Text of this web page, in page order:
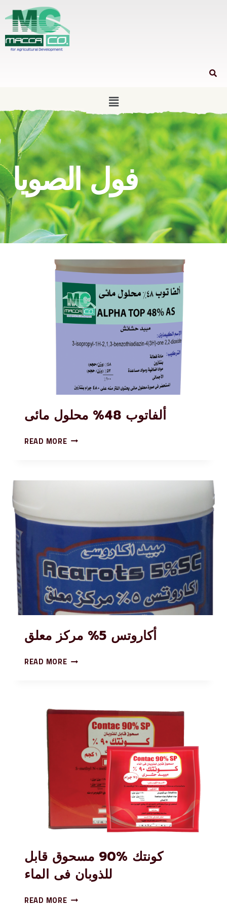
فول الصويا
ألفاتوب 48% محلول مائى
READ MORE
أكاروتس 5% مركز معلق
READ MORE
كونتك %90 مسحوق قابل
للذوبان فى الماء
READ MORE